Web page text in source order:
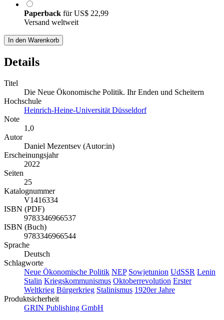
Paperback fürUS$ 22,99
Versand weltweit
In den Warenkorb
Details
Titel
Die Neue Ökonomische Politik. Ihr Enden und Scheitern
Hochschule
Heinrich-Heine-Universität Düsseldorf
Note
1,0
Autor
Daniel Mezentsev (Autor:in)
Erscheinungsjahr
2022
Seiten
25
Katalognummer
V1416334
ISBN (PDF)
9783346966537
ISBN (Buch)
9783346966544
Sprache
Deutsch
Schlagworte
Neue Ökonomische Politik NEP Sowjetunion UdSSR Lenin
Stalin Kriegskommunismus Oktoberrevolution Erster
Weltkrieg Bürgerkrieg Stalinismus 1920er Jahre
Produktsicherheit
GRIN Publishing GmbH